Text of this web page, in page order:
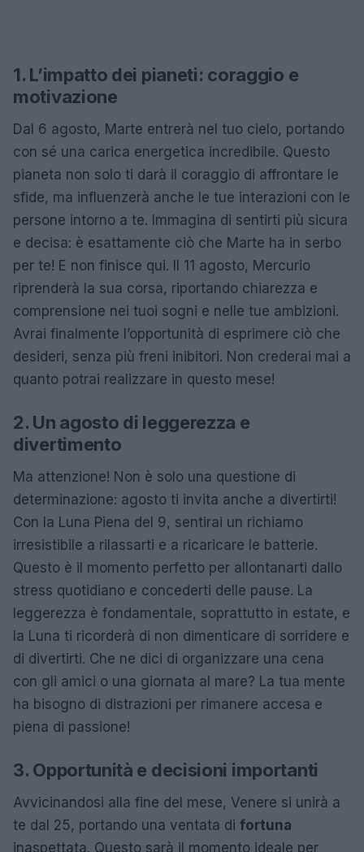
1. L’impatto dei pianeti: coraggio e
motivazione
Dal 6 agosto, Marte entrerà nel tuo cielo, portando
con sé una carica energetica incredibile. Questo
pianeta non solo ti darà il coraggio di affrontare le
sfide, ma influenzerà anche le tue interazioni con le
persone intorno a te. Immagina di sentirti più sicura
e decisa: è esattamente ciò che Marte ha in serbo
per te! E non finisce qui. Il 11 agosto, Mercurio
riprenderà la sua corsa, riportando chiarezza e
comprensione nei tuoi sogni e nelle tue ambizioni.
Avrai finalmente l’opportunità di esprimere ciò che
desideri, senza più freni inibitori. Non crederai mai a
quanto potrai realizzare in questo mese!
2. Un agosto di leggerezza e
divertimento
Ma attenzione! Non è solo una questione di
determinazione: agosto ti invita anche a divertirti!
Con la Luna Piena del 9, sentirai un richiamo
irresistibile a rilassarti e a ricaricare le batterie.
Questo è il momento perfetto per allontanarti dallo
stress quotidiano e concederti delle pause. La
leggerezza è fondamentale, soprattutto in estate, e
la Luna ti ricorderà di non dimenticare di sorridere e
di divertirti. Che ne dici di organizzare una cena
con gli amici o una giornata al mare? La tua mente
ha bisogno di distrazioni per rimanere accesa e
piena di passione!
3. Opportunità e decisioni importanti
Avvicinandosi alla fine del mese, Venere si unirà a
te dal 25, portando una ventata di fortuna
inaspettata. Questo sarà il momento ideale per